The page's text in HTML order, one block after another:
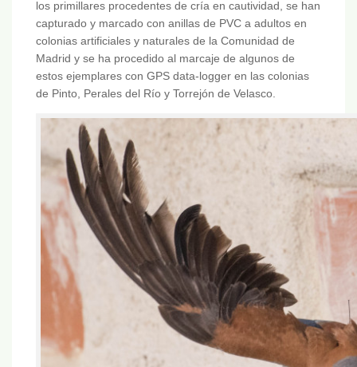
los primillares procedentes de cría en cautividad, se han
capturado y marcado con anillas de PVC a adultos en
colonias artificiales y naturales de la Comunidad de
Madrid y se ha procedido al marcaje de algunos de
estos ejemplares con GPS data-logger en las colonias
de Pinto, Perales del Río y Torrejón de Velasco.